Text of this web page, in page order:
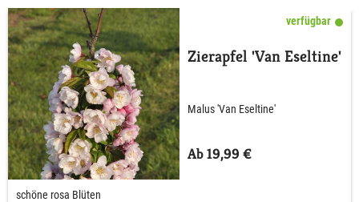
verfügbar
Zierapfel 'Van Eseltine'
Malus 'Van Eseltine'
Ab 19,99 €
schöne rosa Blüten